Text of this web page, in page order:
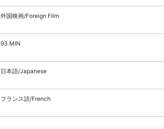
外国映画/Foreign Film
93 MIN
日本語/Japanese
フランス語/French